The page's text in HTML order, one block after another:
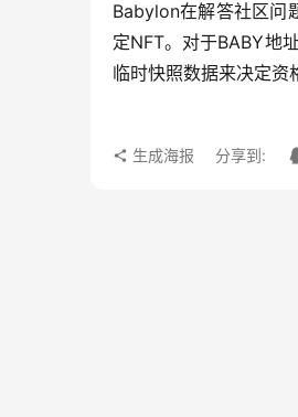
Babylon在解答社区问
定NFT。对于BABY地
临时快照数据来决定资
生成海报 分享到: